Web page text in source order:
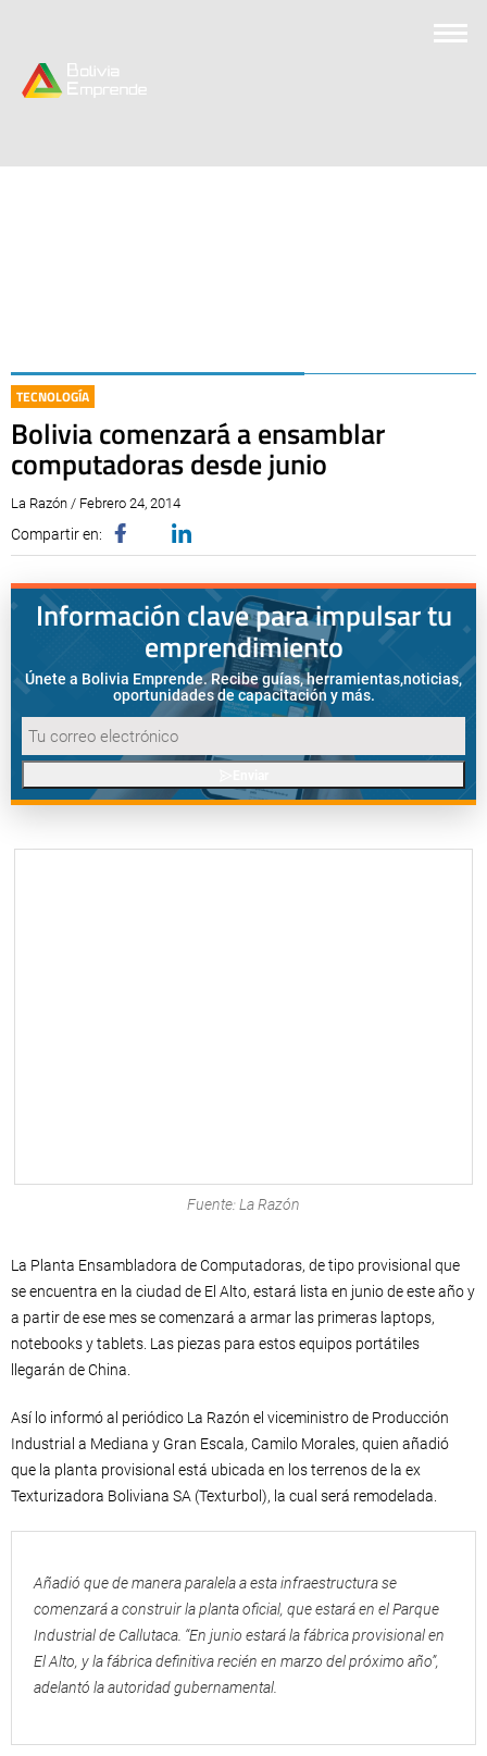
TECNOLOGÍA
Bolivia comenzará a ensamblar
computadoras desde junio
La Razón / Febrero 24, 2014
Compartir en:
Información clave para impulsar tu
emprendimiento
Únete a Bolivia Emprende. Recibe guías, herramientas,noticias,
oportunidades de capacitación y más.
Fuente: La Razón
La Planta Ensambladora de Computadoras, de tipo provisional que
se encuentra en la ciudad de El Alto, estará lista en junio de este año y
a partir de ese mes se comenzará a armar las primeras laptops,
notebooks y tablets. Las piezas para estos equipos portátiles
llegarán de China.
Así lo informó al periódico La Razón el viceministro de Producción
Industrial a Mediana y Gran Escala, Camilo Morales, quien añadió
que la planta provisional está ubicada en los terrenos de la ex
Texturizadora Boliviana SA (Texturbol), la cual será remodelada.
Añadió que de manera paralela a esta infraestructura se
comenzará a construir la planta oficial, que estará en el Parque
Industrial de Callutaca. “En junio estará la fábrica provisional en
El Alto, y la fábrica definitiva recién en marzo del próximo año”,
adelantó la autoridad gubernamental.